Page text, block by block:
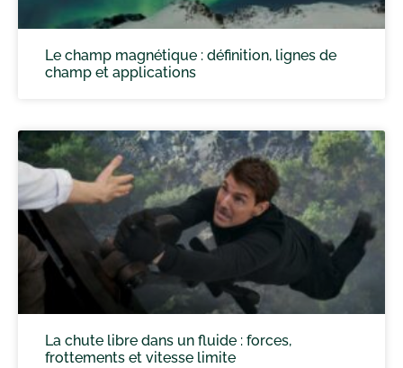
Le champ magnétique : définition, lignes de
champ et applications
La chute libre dans un fluide : forces,
frottements et vitesse limite